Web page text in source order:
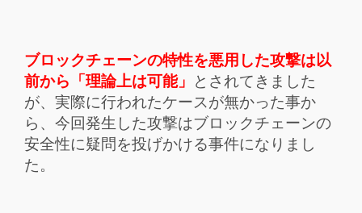
ブロックチェーンの特性を悪用した攻撃は以
前から「理論上は可能」
とされてきました
が、実際に行われたケースが無かった事か
ら、今回発生した攻撃はブロックチェーンの
安全性に疑問を投げかける事件になりまし
た。